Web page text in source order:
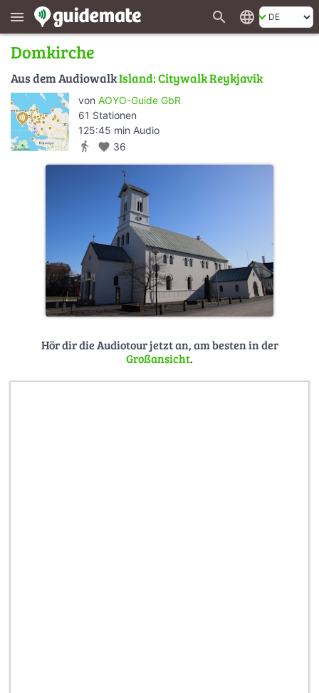
menu search language
Domkirche
Aus dem AudiowalkIsland: Citywalk Reykjavik
von AOYO-Guide GbR
61 Stationen
125:45 min Audio
directions_walk favorite 36
Hör dir die Audiotour jetzt an, am besten in der
Großansicht.